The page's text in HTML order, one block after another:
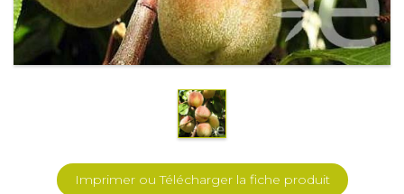
Imprimer ou Télécharger la fiche produit